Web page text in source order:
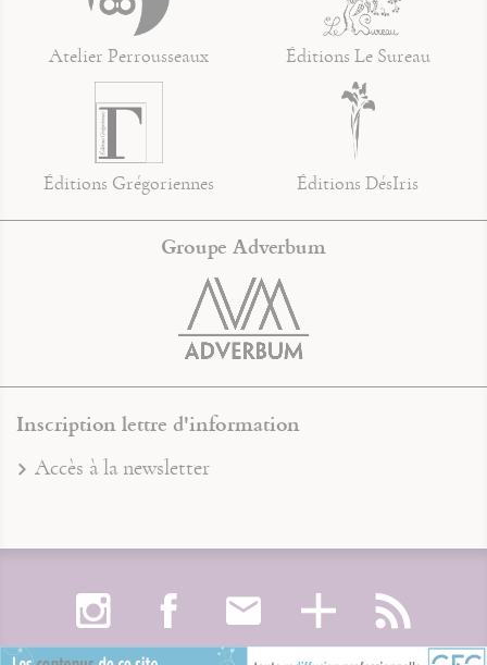
Atelier Perrousseaux Éditions Le Sureau
Éditions Grégoriennes Éditions DésIris
Groupe Adverbum
Inscription lettre d'information
Accès à la newsletter